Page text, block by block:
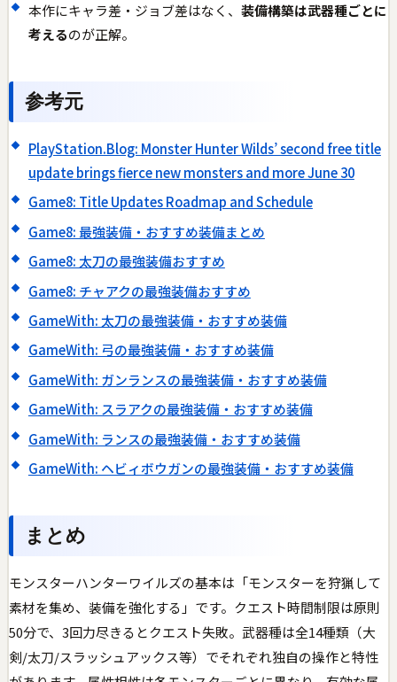
本作にキャラ差・ジョブ差はなく、 装備構築は武器種ごとに
考えるのが正解。
参考元
PlayStation.Blog: Monster Hunter Wilds’ second free title
update brings fierce new monsters and more June 30
Game8: Title Updates Roadmap and Schedule
Game8: 最強装備・おすすめ装備まとめ
Game8: 太刀の最強装備おすすめ
Game8: チャアクの最強装備おすすめ
GameWith: 太刀の最強装備・おすすめ装備
GameWith: 弓の最強装備・おすすめ装備
GameWith: ガンランスの最強装備・おすすめ装備
GameWith: スラアクの最強装備・おすすめ装備
GameWith: ランスの最強装備・おすすめ装備
GameWith: ヘビィボウガンの最強装備・おすすめ装備
まとめ
モンスターハンターワイルズの基本は「モンスターを狩猟して
素材を集め、装備を強化する」です。クエスト時間制限は原則
50分で、3回力尽きるとクエスト失敗。武器種は全14種類（大
剣/太刀/スラッシュアックス等）でそれぞれ独自の操作と特性